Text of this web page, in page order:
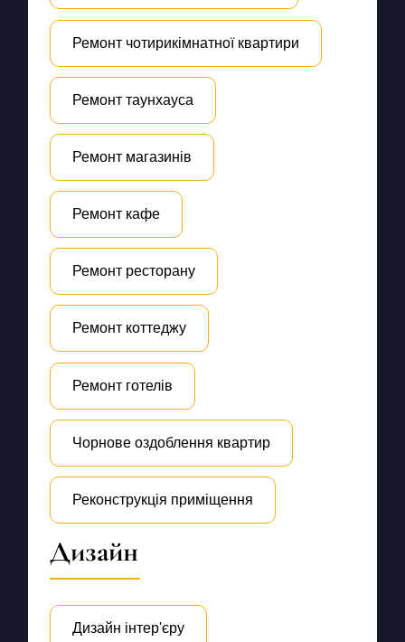
Ремонт чотирикімнатної квартири
Ремонт таунхауса
Ремонт магазинів
Ремонт кафе
Ремонт ресторану
Ремонт коттеджу
Ремонт готелів
Чорнове оздоблення квартир
Реконструкція приміщення
Дизайн
Дизайн інтер'єру